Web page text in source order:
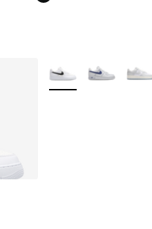
Meer kleuren